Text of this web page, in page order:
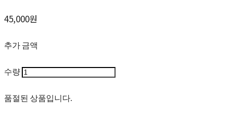
45,000원
추가 금액
수량
품절된 상품입니다.